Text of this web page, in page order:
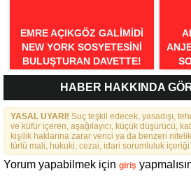
EMRE AÇIKGÖZ GALIMIDI
NEW YORK SOSYETESINI
BULUŞTURAN DAVETTE!
HABER HAKKINDA
YASAL UYARI! Suç teşkil edecek, yasadışı,
ve küfür içeren, aşağılayıcı, küçük düşürücü,
kişilik haklarına zarar verici ya da benzeri
türlü mali, hukuki, cezai, idari sorumluluk
Yorum yapabilmek için giriş